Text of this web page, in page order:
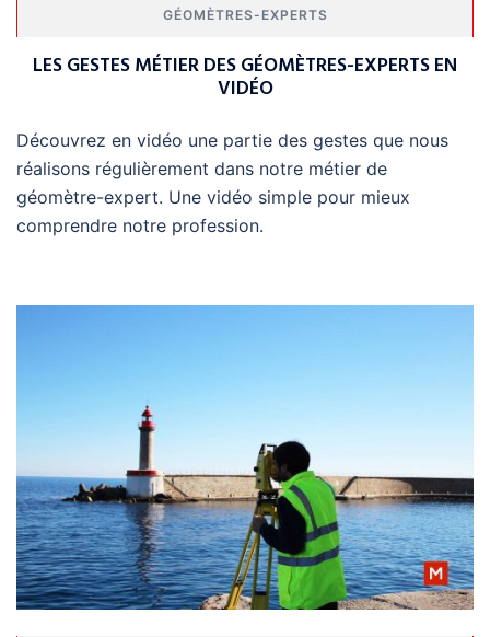
GÉOMÈTRES-EXPERTS
LES GESTES MÉTIER DES GÉOMÈTRES-EXPERTS EN
VIDÉO
Découvrez en vidéo une partie des gestes que nous
réalisons régulièrement dans notre métier de
géomètre-expert. Une vidéo simple pour mieux
comprendre notre profession.